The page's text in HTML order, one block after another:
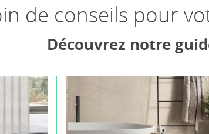
de conseils pour
Découvrez notre